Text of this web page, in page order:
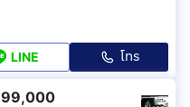
LINE โทร
99,000